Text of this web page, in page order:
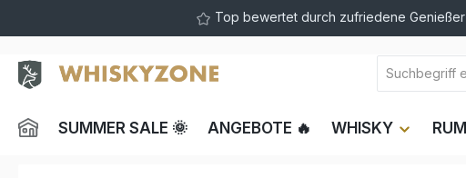
Zur Hauptnavigation springenTop bewertet durch zufriedene Genießer
SUMMER SALE 🌞 ANGEBOTE 🔥 WHISKY RUM